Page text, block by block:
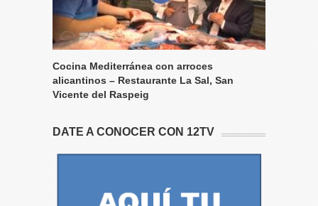
Cocina Mediterránea con arroces
alicantinos – Restaurante La Sal, San
Vicente del Raspeig
DATE A CONOCER CON 12TV